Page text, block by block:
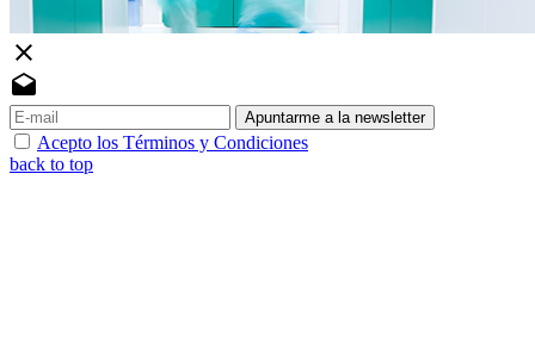
close
drafts
Apuntarme a la newsletter
Acepto los Términos y Condiciones
back to top